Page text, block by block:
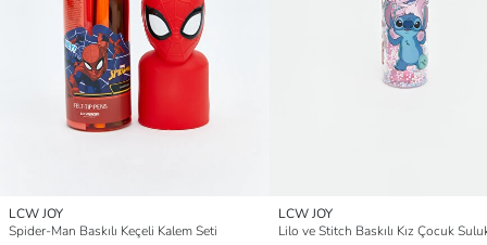
LCW JOY
Spider-Man Baskılı Keçeli Kalem Seti
LCW JOY